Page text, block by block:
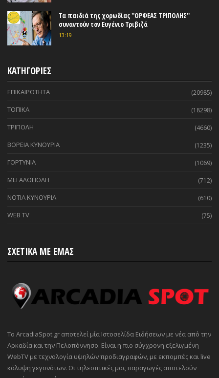
Τα παιδιά της χορωδίας ''ΟΡΦΕΑΣ ΤΡΙΠΟΛΗΣ''
συναντούν τον Ευγένιο Τριβιζά
13:19
ΚΑΤΗΓΟΡΙΕΣ
ΕΠΙΚΑΙΡΟΤΗΤΑ (20985)
ΤΟΠΙΚΑ (18298)
ΤΡΙΠΟΛΗ (4660)
ΒΟΡΕΙΑ ΚΥΝΟΥΡΙΑ (1235)
ΓΟΡΤΥΝΙΑ (1069)
ΜΕΓΑΛΟΠΟΛΗ (712)
ΝΟΤΙΑ ΚΥΝΟΥΡΙΑ (610)
WEB TV (75)
ΣΧΕΤΙΚΑ ΜΕ ΕΜΑΣ
Το ArcadiaSpot.gr αποτελεί μία Ιστοσελίδα Ειδήσεων με νέα από την
Αρκαδία και την Πελοπόννησο. Είναι η πιο σύγχρονη εξελιγμένη
WebTV με τεχνολογία υψηλών προδιαγραφών, με εκπομπές και live
κάλυψη γεγονότων. Οι τηλεοπτικές μας παραγωγές αποτελούν